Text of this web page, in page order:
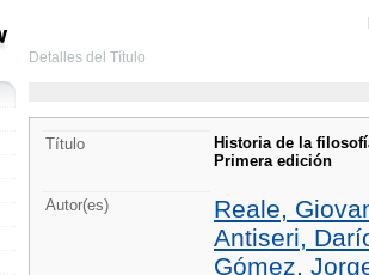
Detalles del Título
Título
Historia de la
Primera edición
Autor(es)
Reale,
Antiseri,
Gómez,